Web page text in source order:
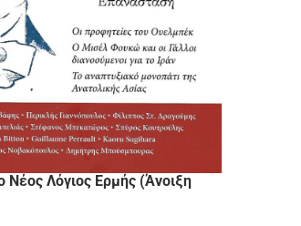
Νέος Λόγιος Ερμής (Άνοιξη